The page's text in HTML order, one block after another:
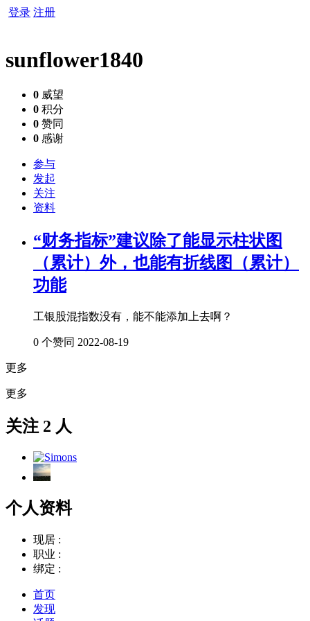
登录 注册
sunflower1840
0 威望
0 积分
0 赞同
0 感谢
参与
发起
关注
资料
“财务指标”建议除了能显示柱状图
（累计）外，也能有折线图（累计）
功能
工银股混指数没有，能不能添加上去啊？
0 个赞同 2022-08-19
更多
更多
关注 2 人
个人资料
现居 :
职业 :
绑定 :
首页
发现